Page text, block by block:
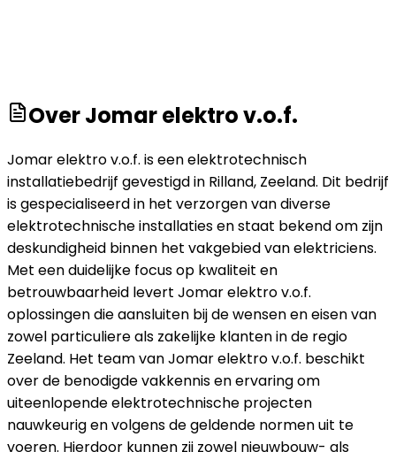
OverJomar elektro v.o.f.
Jomar elektro v.o.f. is een elektrotechnisch
installatiebedrijf gevestigd in Rilland, Zeeland. Dit bedrijf
is gespecialiseerd in het verzorgen van diverse
elektrotechnische installaties en staat bekend om zijn
deskundigheid binnen het vakgebied van elektriciens.
Met een duidelijke focus op kwaliteit en
betrouwbaarheid levert Jomar elektro v.o.f.
oplossingen die aansluiten bij de wensen en eisen van
zowel particuliere als zakelijke klanten in de regio
Zeeland. Het team van Jomar elektro v.o.f. beschikt
over de benodigde vakkennis en ervaring om
uiteenlopende elektrotechnische projecten
nauwkeurig en volgens de geldende normen uit te
voeren. Hierdoor kunnen zij zowel nieuwbouw- als